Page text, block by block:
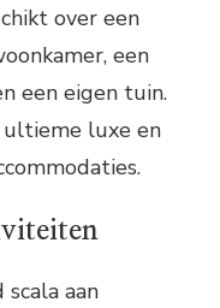
over een
een
een eigen tuin.
ultieme luxe en
aan